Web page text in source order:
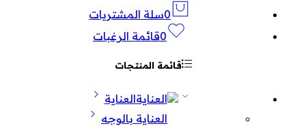
0سلة المشتريات
0قائمة الرغبات
قائمة المنتجات
العناية
العناية بالوجه